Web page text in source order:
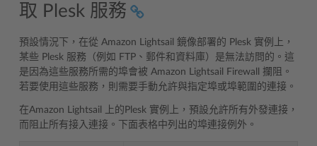
取 Plesk 服務
預設情況下，在從 Amazon Lightsail 鏡像部署的 Plesk 實例上，
某些 Plesk 服務（例如 FTP、郵件和資料庫）是無法訪問的。這
是因為這些服務所需的埠會被 Amazon Lightsail Firewall 攔阻。
若要使用這些服務，則需要手動允許與指定埠或埠範圍的連接。
在Amazon Lightsail 上的Plesk 實例上，預設允許所有外發連接，
而阻止所有接入連接。下面表格中列出的埠連接例外。